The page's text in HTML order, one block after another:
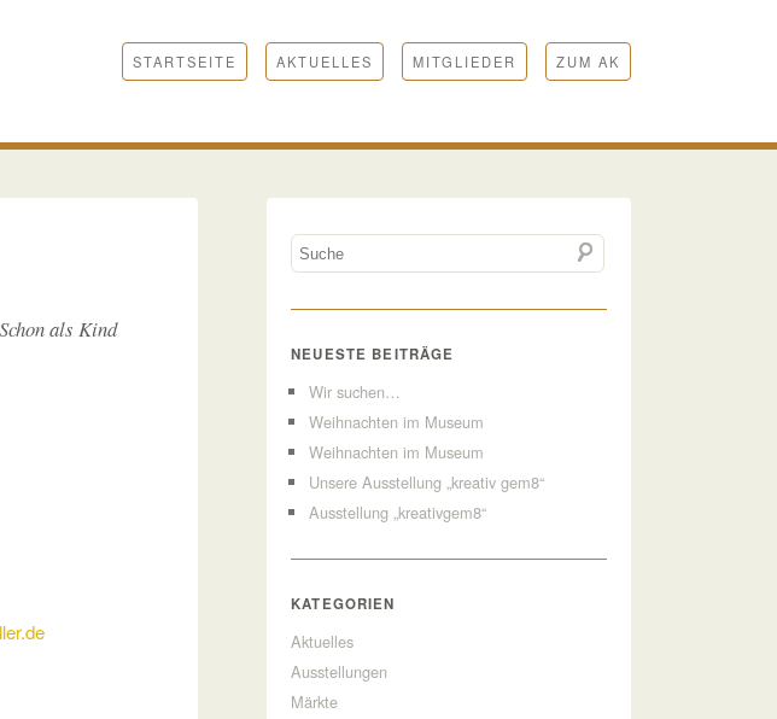
STARTSEITE AKTUELLES MITGLIEDER ZUM AK
als Kind
NEUESTE BEITRÄGE
Wir suchen…
Weihnachten im Museum
Weihnachten im Museum
Unsere Ausstellung „kreativ gem8“
Ausstellung „kreativgem8“
KATEGORIEN
Aktuelles
Ausstellungen
Märkte